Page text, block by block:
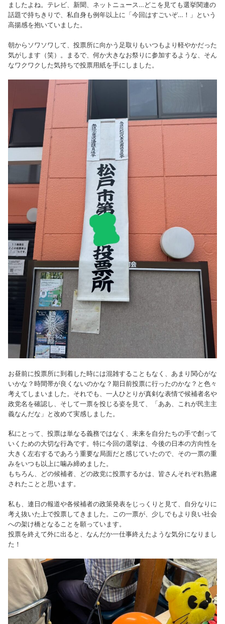
ましたよね。テレビ、新聞、ネットニュース…どこを見ても選挙関連の
話題で持ちきりで、私自身も例年以上に「今回はすごいぞ…！」という
高揚感を抱いていました。
朝からソワソワして、投票所に向かう足取りもいつもより軽やかだった
気がします（笑）。まるで、何か大きなお祭りに参加するような、そん
なワクワクした気持ちで投票用紙を手にしました。
お昼前に投票所に到着した時には混雑することもなく、あまり関心がな
いかな？時間帯が良くないのかな？期日前投票に行ったのかな？と色々
考えてしまいました。それでも、一人ひとりが真剣な表情で候補者名や
政党名を確認し、そして一票を投じる姿を見て、「ああ、これが民主主
義なんだな」と改めて実感しました。
私にとって、投票は単なる義務ではなく、未来を自分たちの手で創って
いくための大切な行為です。特に今回の選挙は、今後の日本の方向性を
大きく左右するであろう重要な局面だと感じていたので、その一票の重
みをいつも以上に噛み締めました。
もちろん、どの候補者、どの政党に投票するかは、皆さんそれぞれ熟慮
されたことと思います。
私も、連日の報道や各候補者の政策発表をじっくりと見て、自分なりに
考え抜いた上で投票してきました。この一票が、少しでもより良い社会
への架け橋となることを願っています。
投票を終えて外に出ると、なんだか一仕事終えたような気分になりまし
た！